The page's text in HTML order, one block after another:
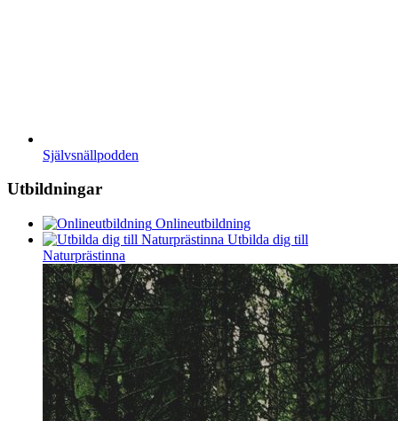
Självsnällpodden
Utbildningar
Onlineutbildning
Utbilda dig till
Naturprästinna